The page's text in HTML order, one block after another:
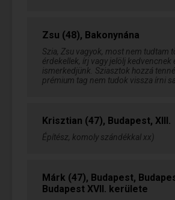
Zsu (48), Bakonynána
Szia, Zsu vagyok, most nem tudtam
érdekellek, írj vagy jelölj kedvencnek
ismerkedjünk. Sziasztok hozzá
prémium tag nem tudok vissza írni
Krisztian (47), Budapest, XIII.
Építész, komoly szándékkal xx)
Márk (47), Budapest,
Budapest XVII. kerülete